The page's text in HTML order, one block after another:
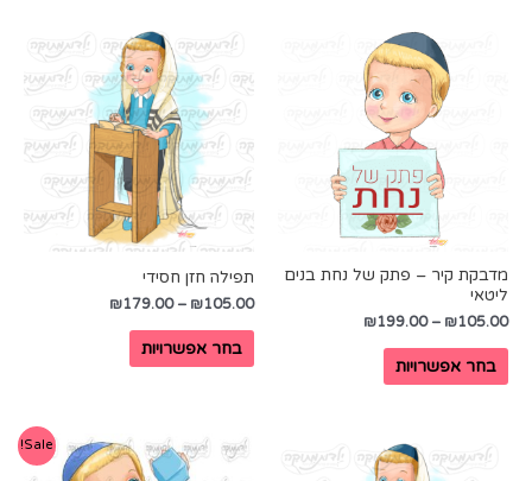
מדבקת קיר – פתק של נחת בנים
ליטאי
₪105.00
–
₪199.00
בחר אפשרויות
תפילה חזן חסידי
₪105.00
–
₪179.00
בחר אפשרויות
Sale!